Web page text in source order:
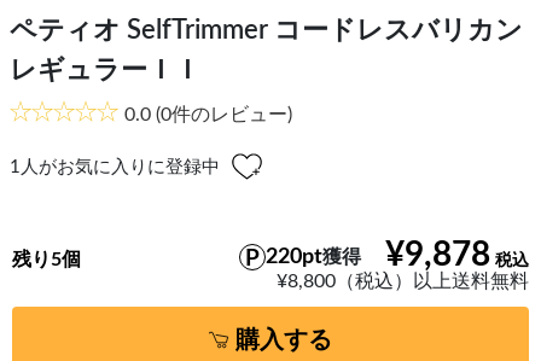
ペティオ SelfTrimmer コードレスバリカン
レギュラーＩＩ
0.0 (0件のレビュー)
1 人がお気に入りに登録中
¥9,878
220pt獲得
¥8,800（税込）以上送料無料
残り5個
購入する